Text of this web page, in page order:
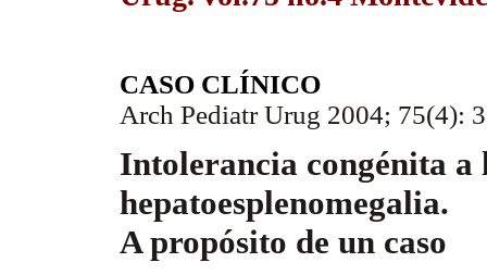
CASO CLÍNICO
Arch Pediatr Urug 2004; 75(4):
Intolerancia congénita a
hepatoesplenomegalia.
A propósito de un caso